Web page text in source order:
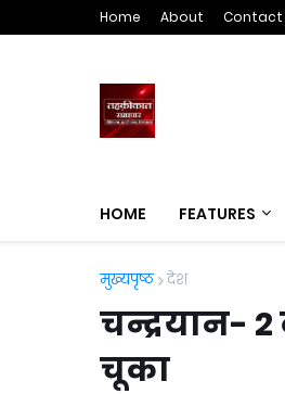
Home About Contact
HOME FEATURES
मुख्यपृष्ठ देश
चन्द्रयान-
चूका